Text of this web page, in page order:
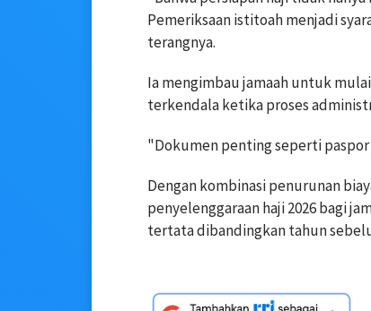
Pemeriksaan istitoah menjadi
terangnya.
Ia mengimbau jamaah untuk
terkendala ketika proses
"Dokumen penting seperti
Dengan kombinasi penurunan
penyelenggaraan haji 2026 bagi
tertata dibandingkan tahun